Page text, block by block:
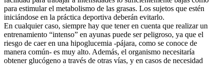
para estimular el metabolismo de las grasas. Los sujetos que estén
iniciándose en la práctica deportiva deberán evitarlo.
En cualquier caso, siempre hay que tener en cuenta que realizar un
entrenamiento “intenso” en ayunas puede ser peligroso, ya que el
riesgo de caer en una hipoglucemia -pájara, como se conoce de
manera común- es muy alto. Además, el organismo necesitaría
obtener glucógeno a través de otras vías, y en casos de necesidad